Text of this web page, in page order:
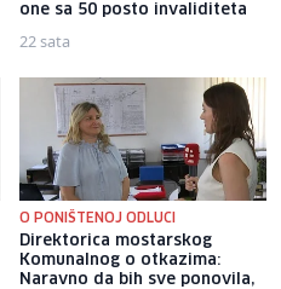
one sa 50 posto invaliditeta
22 sata
O PONIŠTENOJ ODLUCI
Direktorica mostarskog
Komunalnog o otkazima:
Naravno da bih sve ponovila,